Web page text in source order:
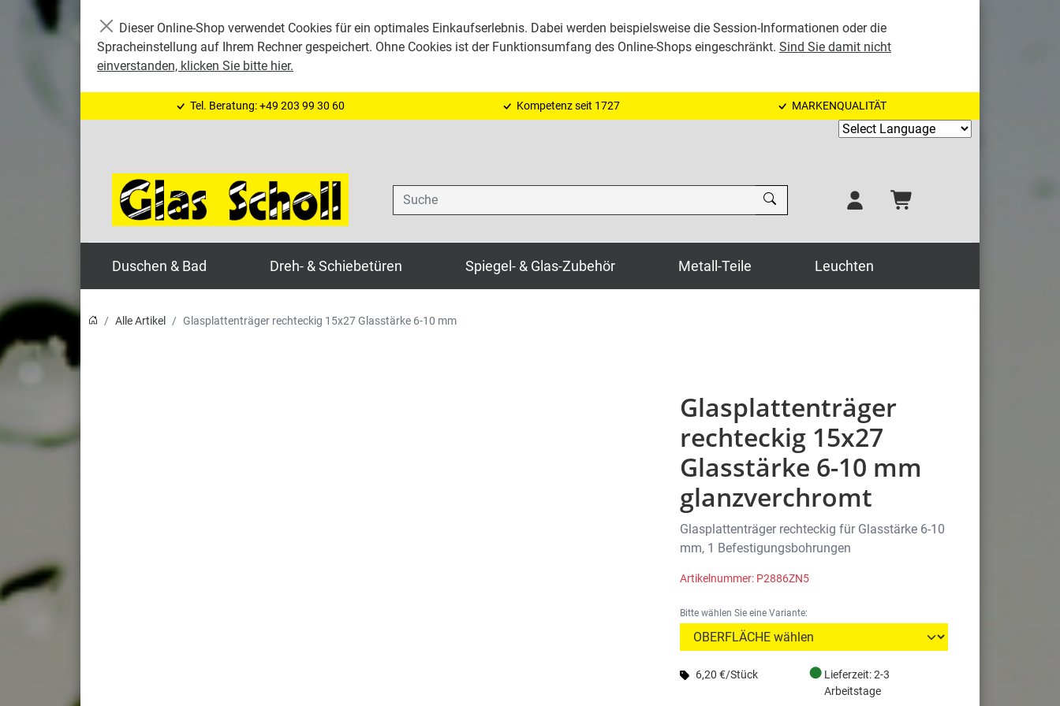
Schließen
Dieser Online-Shop verwendet Cookies für ein optimales Einkaufserlebnis. Dabei werden beispielsweise die Session-Informationen oder die
Spracheinstellung auf Ihrem Rechner gespeichert. Ohne Cookies ist der Funktionsumfang des Online-Shops eingeschränkt. Sind Sie damit nicht
einverstanden, klicken Sie bitte hier.
Tel. Beratung: +49 203 99 30 60 Kompetenz seit 1727 MARKENQUALITÄT
Suche
Duschen & Bad Dreh- & Schiebetüren Spiegel- & Glas-Zubehör Metall-Teile Leuchten
Alle Artikel Glasplattenträger rechteckig 15x27 Glasstärke 6-10 mm
Glasplattenträger
rechteckig 15x27
Glasstärke 6-10 mm
glanzverchromt
Glasplattenträger rechteckig für Glasstärke 6-10
mm, 1 Befestigungsbohrungen
Artikelnummer: P2886ZN5
Bitte wählen Sie eine Variante:
6,20 €/Stück ● Lieferzeit: 2-3
Arbeitstage